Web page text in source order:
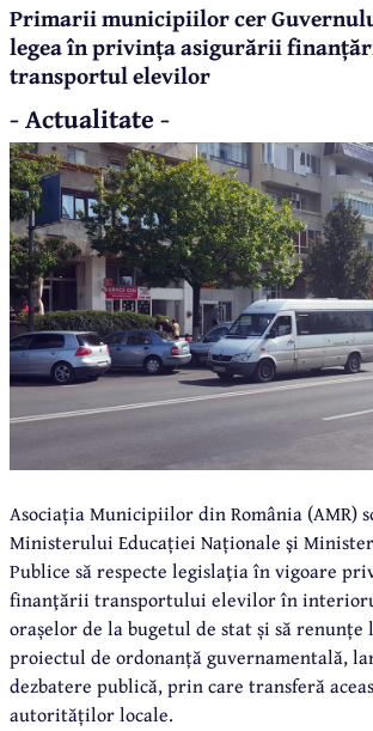
Primarii municipiilor cer
legea în privința asigurării
transportul elevilor
- Actualitate -
Asociația Municipiilor din România (AMR)
Ministerului Educației Naționale şi
Publice să respecte legislaţia în vigoare
finanţării transportului elevilor în
orașelor de la bugetul de stat și să
proiectul de ordonanță guvernamentală,
dezbatere publică, prin care transferă
autorităților locale.